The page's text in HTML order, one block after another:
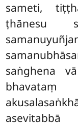
sameti,
ṭhānesu
saṅghena
asevitabbā